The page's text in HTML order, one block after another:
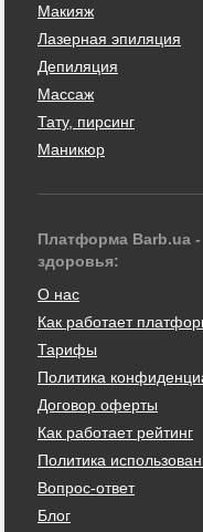
Макияж
Лазерная эпиляция
Депиляция
Массаж
Тату, пирсинг
Маникюр
Платформа Barb.ua -
здоровья:
О нас
Как работает
Тарифы
Политика
Договор оферты
Как работает рейтинг
Политика
Вопрос-ответ
Блог